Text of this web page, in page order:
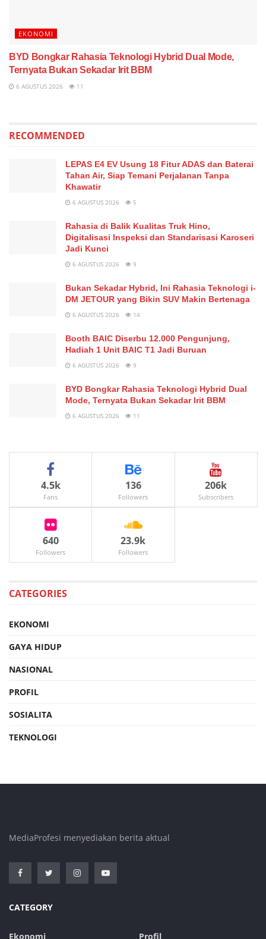
EKONOMI
BYD Bongkar Rahasia Teknologi Hybrid Dual Mode,
Ternyata Bukan Sekadar Irit BBM
6 AGUSTUS 2026 11
RECOMMENDED
LEPAS E4 EV Usung 18 Fitur ADAS dan Baterai
Tahan Air, Siap Temani Perjalanan Tanpa
Khawatir
6 AGUSTUS 2026 5
Rahasia di Balik Kualitas Truk Hino,
Digitalisasi Inspeksi dan Standarisasi Karoseri
Jadi Kunci
6 AGUSTUS 2026 9
Bukan Sekadar Hybrid, Ini Rahasia Teknologi i-
DM JETOUR yang Bikin SUV Makin Bertenaga
6 AGUSTUS 2026 14
Booth BAIC Diserbu 12.000 Pengunjung,
Hadiah 1 Unit BAIC T1 Jadi Buruan
6 AGUSTUS 2026 9
BYD Bongkar Rahasia Teknologi Hybrid Dual
Mode, Ternyata Bukan Sekadar Irit BBM
6 AGUSTUS 2026 11
4.5k
Fans
136
Followers
206k
Subscribers
640
Followers
23.9k
Followers
CATEGORIES
EKONOMI
GAYA HIDUP
NASIONAL
PROFIL
SOSIALITA
TEKNOLOGI
MediaProfesi menyediakan berita aktual
CATEGORY
Ekonomi Profil